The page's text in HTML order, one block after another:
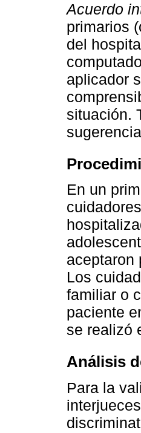
Acuerdo
primarios
del
aplicador
situación.
En un
aceptaron
Los
familiar o
paciente
se realizó
Análisis
Para la